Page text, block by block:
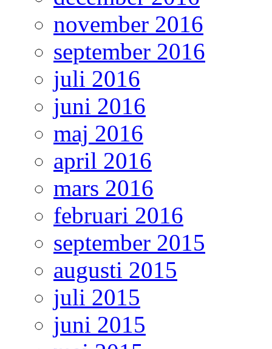
november 2016
september 2016
juli 2016
juni 2016
maj 2016
april 2016
mars 2016
februari 2016
september 2015
augusti 2015
juli 2015
juni 2015